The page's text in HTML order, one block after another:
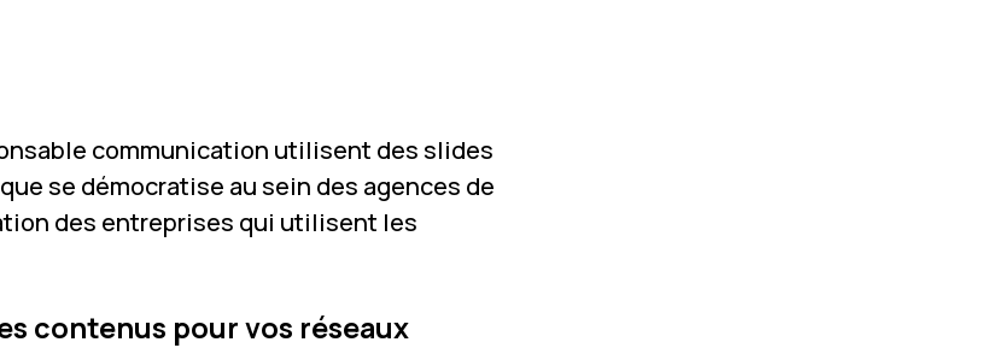
communication utilisent des slides
se démocratise au sein des agences de
des entreprises qui utilisent les
contenus pour vos réseaux